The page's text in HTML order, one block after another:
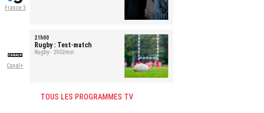
France 3
Canal+
21h00
Rugby : Test-match
Rugby - 2h02min.
TOUS LES PROGRAMMES TV